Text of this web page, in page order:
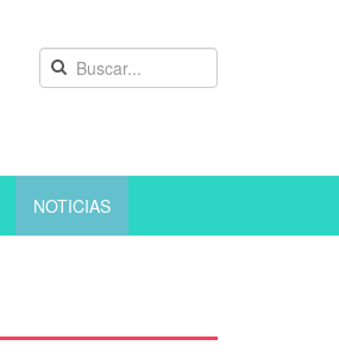
NOTICIAS